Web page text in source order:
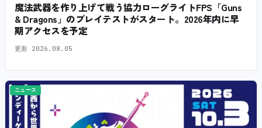
魔法武器を作り上げて戦う協力ローグライトFPS「Guns
& Dragons」のプレイテストがスタート。2026年内に早
期アクセスを予定
更新 2026.08.05
ニュース